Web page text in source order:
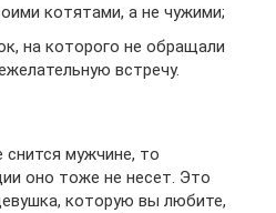
котятами, а не чужими;
на которого не обращали
встречу.
мужчине, то
оно тоже не несет. Это
которую вы любите,